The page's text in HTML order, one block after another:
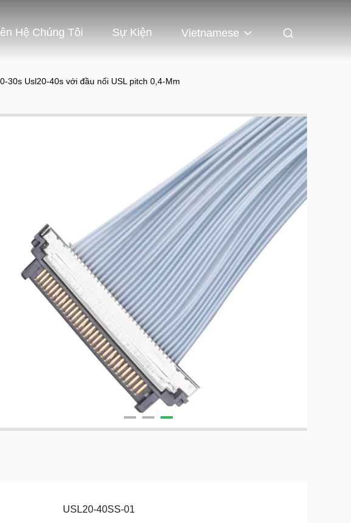
Hệ Chúng Tôi Sự Kiện Vietnamese
30s Usl20-40s với đầu nối USL pitch 0,4-Mm
USL20-40SS-01